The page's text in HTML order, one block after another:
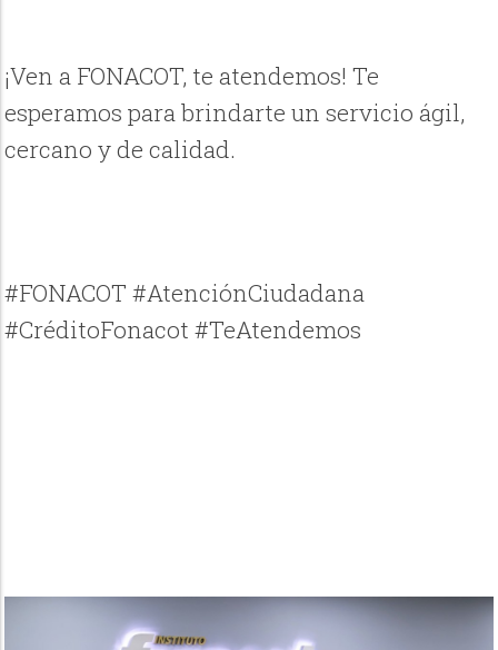
¡Ven a FONACOT, te atendemos! Te
esperamos para brindarte un servicio ágil,
cercano y de calidad.
#FONACOT #AtenciónCiudadana
#CréditoFonacot #TeAtendemos